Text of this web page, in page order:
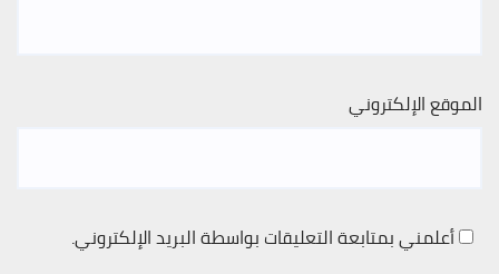
الموقع الإلكتروني
أعلمني بمتابعة التعليقات بواسطة البريد الإلكتروني.